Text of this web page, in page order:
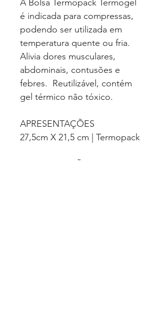
A Bolsa Termopack Termogel
é indicada para compressas,
podendo ser utilizada em
temperatura quente ou fria.
Alivia dores musculares,
abdominais, contusões e
febres. Reutilizável, contém
gel térmico não tóxico.
APRESENTAÇÕES
27,5cm X 21,5 cm | Termopack